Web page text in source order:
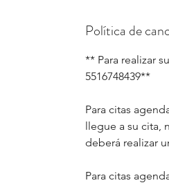
Política de
** Para realizar
5516748439**
Para citas
llegue a su cita,
deberá realizar
Para citas